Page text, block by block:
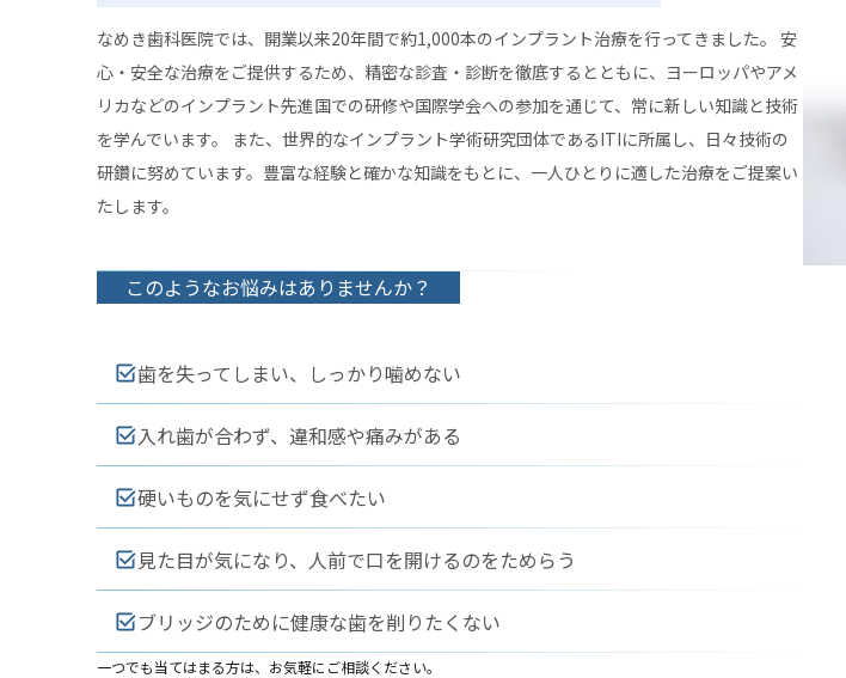
なめき歯科医院では、開業以来20年間で約1,000本のインプラント治療を行ってきました。 安
心・安全な治療をご提供するため、精密な診査・診断を徹底するとともに、ヨーロッパやアメ
リカなどのインプラント先進国での研修や国際学会への参加を通じて、常に新しい知識と技術
を学んでいます。 また、世界的なインプラント学術研究団体であるITIに所属し、日々技術の
研鑽に努めています。豊富な経験と確かな知識をもとに、一人ひとりに適した治療をご提案い
たします。
このようなお悩みはありませんか？
歯を失ってしまい、しっかり噛めない
入れ歯が合わず、違和感や痛みがある
硬いものを気にせず食べたい
見た目が気になり、人前で口を開けるのをためらう
ブリッジのために健康な歯を削りたくない
一つでも当てはまる方は、お気軽にご相談ください。